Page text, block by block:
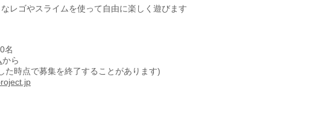
レゴやスライムを使って自由に楽しく遊びます
名
から
時点で募集を終了することがあります)